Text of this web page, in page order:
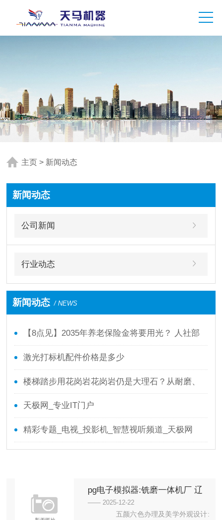
主页 > 新闻动态
新闻动态
公司新闻
行业动态
新闻动态 / NEWS
【8点见】2035年养老保险金将要用光？ 人社部
回应了！
激光打标机配件价格是多少
楼梯踏步用花岗岩花岗岩仍是大理石？从耐磨、
防滑、本钱全面剖析
天极网_专业IT门户
精彩专题_电视_投影机_智慧视听频道_天极网
pg电子模拟器:铣磨一体机厂 辽
宁铣磨一体机 誉鑫机械一机兩用
—— 2025-12-22
五颜六色办理及美学外观设计: